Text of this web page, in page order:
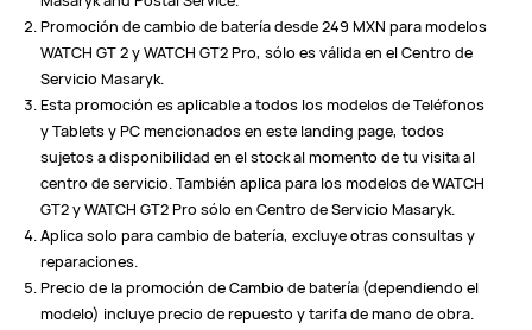
Promoción de cambio de batería desde 249 MXN para modelos
WATCH GT 2 y WATCH GT2 Pro, sólo es válida en el Centro de
Servicio Masaryk.
Esta promoción es aplicable a todos los modelos de Teléfonos
y Tablets y PC mencionados en este landing page, todos
sujetos a disponibilidad en el stock al momento de tu visita al
centro de servicio. También aplica para los modelos de WATCH
GT2 y WATCH GT2 Pro sólo en Centro de Servicio Masaryk.
Aplica solo para cambio de batería, excluye otras consultas y
reparaciones.
Precio de la promoción de Cambio de batería (dependiendo el
modelo) incluye precio de repuesto y tarifa de mano de obra.